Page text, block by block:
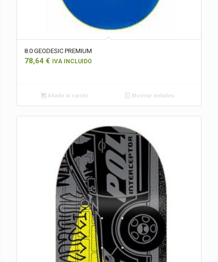
8.0 GEODESIC PREMIUM
78,64 € IVA INCLUIDO
Añadir al carrito Mostrar detalles